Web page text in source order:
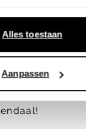
Alles toestaan
Aanpassen
van licht
lamp
aan jouw